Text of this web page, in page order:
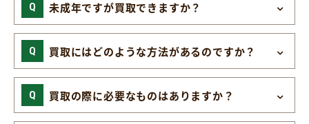
未成年ですが買取できますか？
買取にはどのような方法があるのですか？
買取の際に必要なものはありますか？